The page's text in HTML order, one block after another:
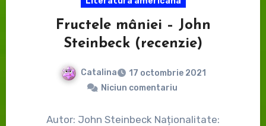
Fructele mâniei – John
Steinbeck (recenzie)
Catalina
17 octombrie 2021
Niciun comentariu
Autor: John Steinbeck Naționalitate: